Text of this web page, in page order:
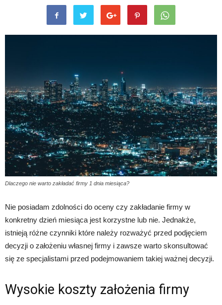
Dlaczego nie warto zakładać firmy 1 dnia miesiąca?
Nie posiadam zdolności do oceny czy zakładanie firmy w
konkretny dzień miesiąca jest korzystne lub nie. Jednakże,
istnieją różne czynniki które należy rozważyć przed podjęciem
decyzji o założeniu własnej firmy i zawsze warto skonsultować
się ze specjalistami przed podejmowaniem takiej ważnej decyzji.
Wysokie koszty założenia firmy